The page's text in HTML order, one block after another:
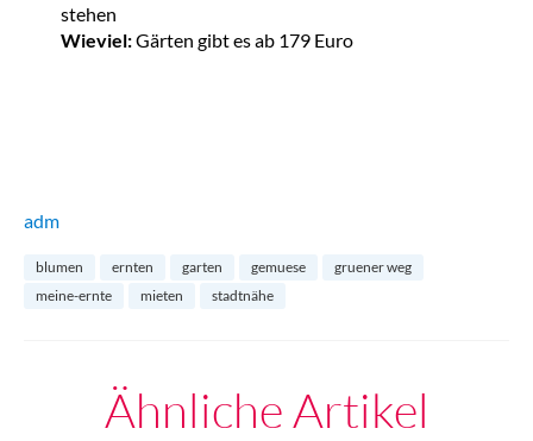
stehen
Wieviel:Gärten gibt es ab 179 Euro
adm
blumen ernten garten gemuese
gruener weg
meine-ernte
mieten stadtnähe
Ähnliche Artikel